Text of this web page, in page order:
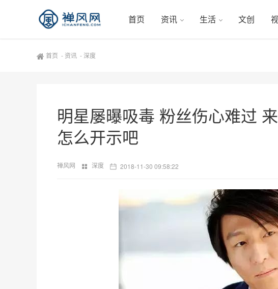
首页 资讯 生活 文创
首页 - 资讯 -深度
明星屡曝吸毒 粉丝伤心难过
怎么开示吧
禅风网 深度 2018-11-30 09:58:22